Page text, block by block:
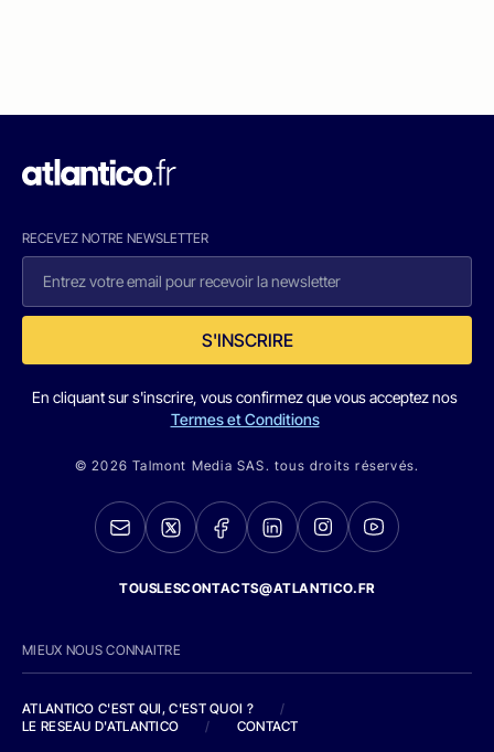
RECEVEZ NOTRE NEWSLETTER
S'INSCRIRE
En cliquant sur s'inscrire, vous confirmez que vous acceptez nos
Termes et Conditions
© 2026 Talmont Media SAS. tous droits réservés.
TOUSLESCONTACTS@ATLANTICO.FR
MIEUX NOUS CONNAITRE
ATLANTICO C'EST QUI, C'EST QUOI ?
/
LE RESEAU D'ATLANTICO
/ CONTACT